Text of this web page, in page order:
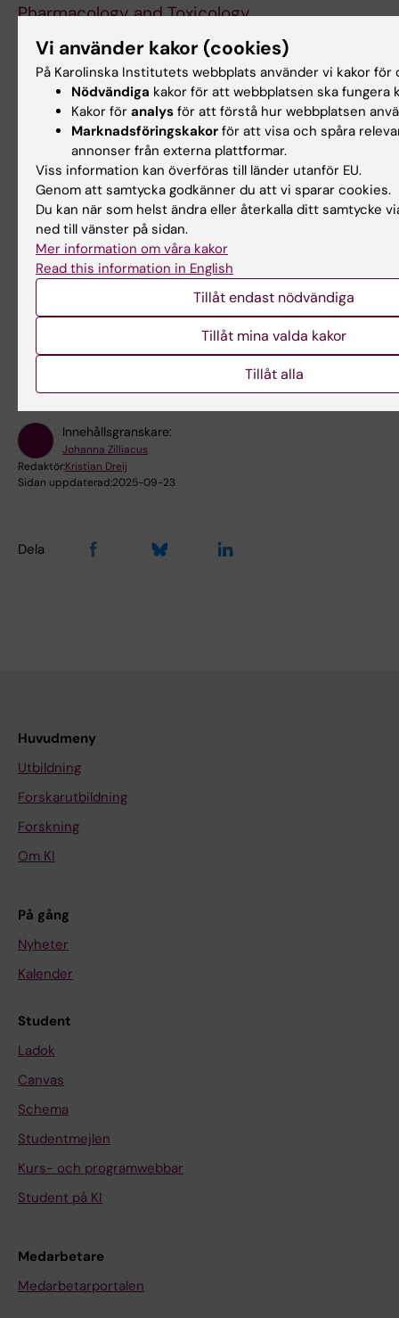
Pharmacology and Toxicology
Molecular Medicine – Oncology
Masterprogrammet i biomedicin
IMM är kursansvarig för kurs i
masterprogrammet i biomedicin
Applied biostatistics
Hade du nytta av informationen på denna sida?
Innehållsgranskare:
Johanna Zilliacus
Redaktör:Kristian Dreij
Sidan uppdaterad:2025-09-23
Dela
Huvudmeny
Utbildning
Forskarutbildning
Forskning
Om KI
På gång
Nyheter
Kalender
Student
Ladok
Canvas
Schema
Studentmejlen
Kurs- och programwebbar
Student på KI
Medarbetare
Medarbetarportalen
Vi använder kakor (cookies)
På Karolinska Institutets webbplats använder vi kakor för
Nödvändiga kakor för att webbplatsen ska fungera
Kakor för analys för att förstå hur webbplatsen
Marknadsföringskakor för att visa och spåra
annonser från externa plattformar.
Viss information kan överföras till länder utanför EU.
Genom att samtycka godkänner du att vi sparar cookies.
Du kan när som helst ändra eller återkalla ditt samtycke
ned till vänster på sidan.
Mer information om våra kakor
Read this information in English
Tillåt endast nödvändiga
Tillåt mina valda kakor
Tillåt alla